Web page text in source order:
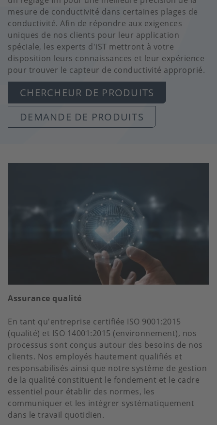
mesure de conductivité dans certaines plages de
conductivité. Afin de répondre aux exigences
uniques de nos clients pour leur application
spéciale, les experts d'iST mettront à votre
disposition leurs connaissances et leur expérience
pour trouver le capteur de conductivité approprié.
CHERCHEUR DE PRODUITS
DEMANDE DE PRODUITS
Assurance qualité
En tant qu'entreprise certifiée ISO 9001:2015
(qualité) et ISO 14001:2015 (environnement), nos
processus sont conçus autour des besoins de nos
clients. Nos employés hautement qualifiés et
responsabilisés ainsi que notre système de gestion
de la qualité constituent le fondement et le cadre
essentiel pour établir des normes, les
communiquer et les intégrer systématiquement
dans le travail quotidien.